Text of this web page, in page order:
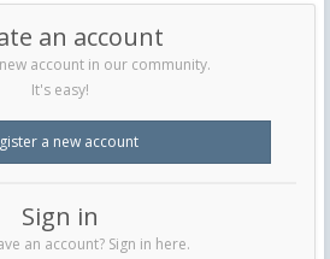
an account
account in our community.
It's easy!
a new account
Sign in
an account? Sign in here.